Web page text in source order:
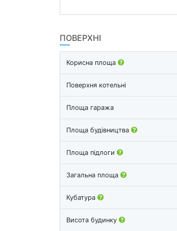
ПОВЕРХНІ
Корисна площа
Поверхня котельні
Площа гаража
Площа будівництва
Площа підлоги
Загальна площа
Кубатура
Висота будинку